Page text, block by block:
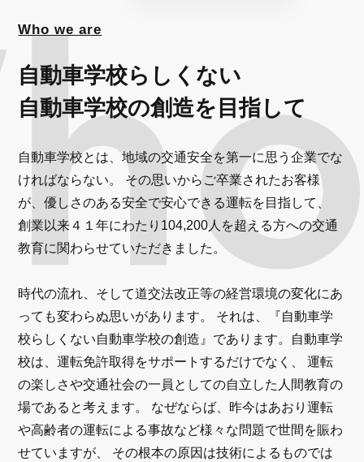
Who we are
自動車学校らしくない
自動車学校の創造を目指して
自動車学校とは、地域の交通安全を第一に思う企業でな
ければならない。 その思いからご卒業されたお客様
が、優しさのある安全で安心できる運転を目指して、
創業以来４１年にわたり104,200人を超える方への交通
教育に関わらせていただきました。
時代の流れ、そして道交法改正等の経営環境の変化にあ
っても変わらぬ思いがあります。 それは、『自動車学
校らしくない自動車学校の創造』であります。自動車学
校は、運転免許取得をサポートするだけでなく、 運転
の楽しさや交通社会の一員としての自立した人間教育の
場であると考えます。 なぜならば、昨今はあおり運転
や高齢者の運転による事故など様々な問題で世間を賑わ
せていますが、 その根本の原因は技術によるものでは